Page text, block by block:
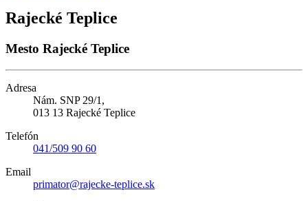
Rajecké Teplice
Mesto Rajecké Teplice
Adresa
Nám. SNP 29/1,
013 13 Rajecké Teplice
Telefón
041/509 90 60
Email
primator@rajecke-teplice.sk